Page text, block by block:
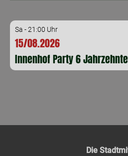
Sa - 21:00 Uhr
15/08.2026
Innenhof Party 6
Die